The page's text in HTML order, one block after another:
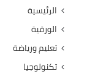
الرئيسية
الورقية
تعليم ورياضة
تكنولوجيا